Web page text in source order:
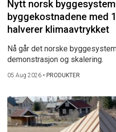
Nytt norsk
byggekostnadene med
halverer klimaavtrykket
Nå går det norske
demonstrasjon og skalering.
05 Aug 2026 • PRODUKTER